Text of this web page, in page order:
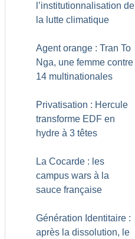
l’institutionnalisation de
la lutte climatique
Agent orange : Tran To
Nga, une femme contre
14 multinationales
Privatisation : Hercule
transforme EDF en
hydre à 3 têtes
La Cocarde : les
campus wars à la
sauce française
Génération Identitaire :
après la dissolution, le